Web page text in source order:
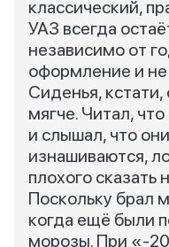
классический,
УАЗ всегда
независимо от
оформление и не
Сиденья,
мягче. Читал,
и слышал, что
изнашиваются,
плохого сказать
Поскольку брал
когда ещё были
морозы. При «-